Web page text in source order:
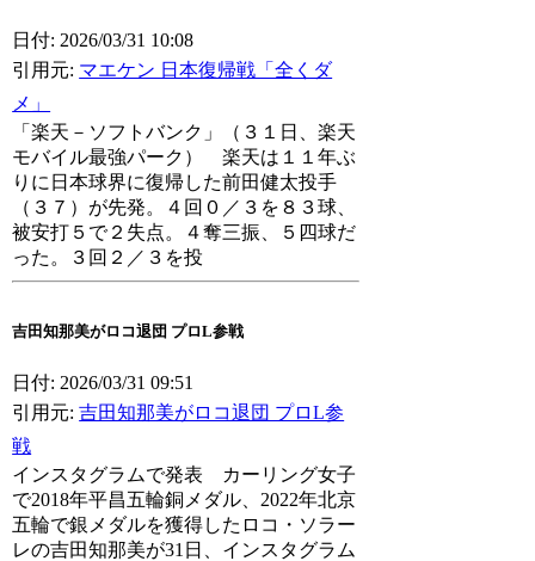
日付: 2026/03/31 10:08
引用元: マエケン 日本復帰戦「全くダ
メ」
「楽天－ソフトバンク」（３１日、楽天
モバイル最強パーク） 楽天は１１年ぶ
りに日本球界に復帰した前田健太投手
（３７）が先発。４回０／３を８３球、
被安打５で２失点。４奪三振、５四球だ
った。３回２／３を投
吉田知那美がロコ退団 プロL参戦
日付: 2026/03/31 09:51
引用元:吉田知那美がロコ退団 プロL参
戦
インスタグラムで発表 カーリング女子
で2018年平昌五輪銅メダル、2022年北京
五輪で銀メダルを獲得したロコ・ソラー
レの吉田知那美が31日、インスタグラム